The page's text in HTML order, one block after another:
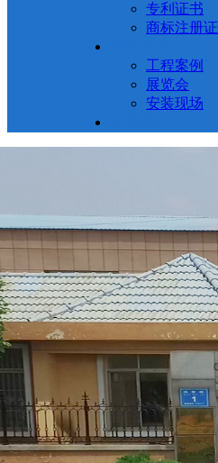
专利证书
商标注册证
工程案例
展览会
安装现场